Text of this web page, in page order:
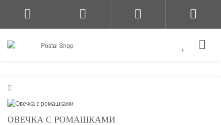
ОВЕЧКА С РОМАШКАМИ